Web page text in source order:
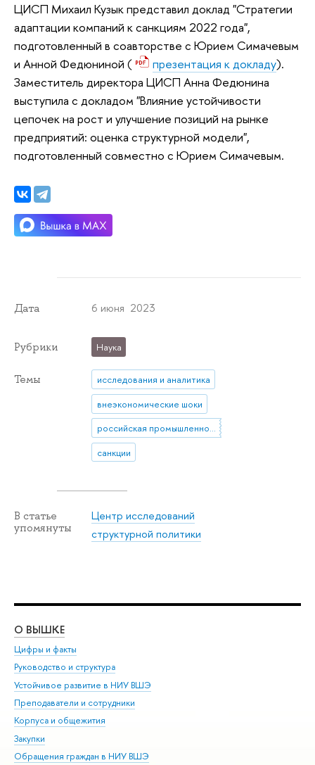
ЦИСП Михаил Кузык представил доклад "Стратегии
адаптации компаний к санкциям 2022 года",
подготовленный в соавторстве с Юрием Симачевым
и Анной Федюниной (
презентация к докладу).
Заместитель директора ЦИСП Анна Федюнина
выступила с докладом "Влияние устойчивости
цепочек на рост и улучшение позиций на рынке
предприятий: оценка структурной модели",
подготовленный совместно с Юрием Симачевым.
Дата 6 июня 2023
Рубрики Наука
Темы
исследования и аналитика
внеэкономические шоки
российская промышленность
санкции
В статье
упомянуты
Центр исследований
структурной политики
О ВЫШКЕ
Цифры и факты
Руководство и структура
Устойчивое развитие в НИУ ВШЭ
Преподаватели и сотрудники
Корпуса и общежития
Закупки
Обращения граждан в НИУ ВШЭ